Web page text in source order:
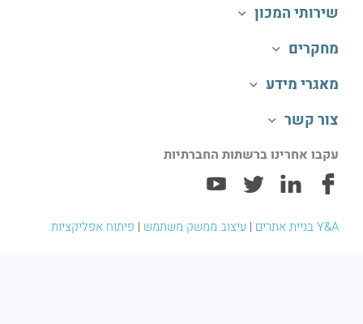
שירותי המכון
מחקרים
מאגרי מידע
צור קשר
עקבו אחרינו ברשתות החברתיות
Y&A בניית אתרים | עיצוב ממשק משתמש | פיתוח אפליקציות